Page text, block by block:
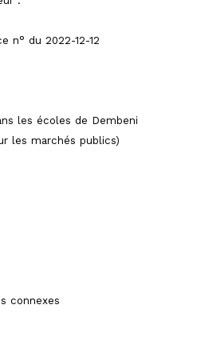
n° du 2022-12-12
les écoles de Dembeni
les marchés publics)
connexes